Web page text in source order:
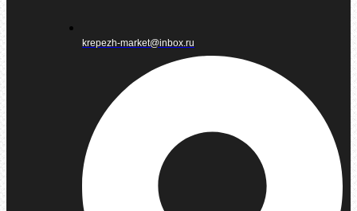
krepezh-market@inbox.ru